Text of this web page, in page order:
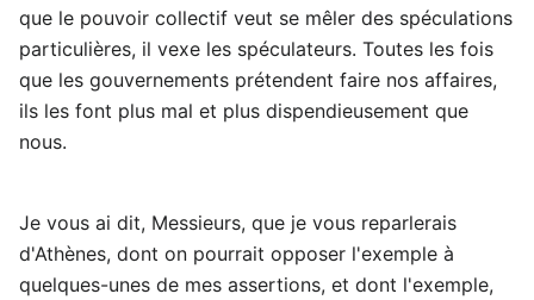
que le pouvoir collectif veut se mêler des spéculations
particulières, il vexe les spéculateurs. Toutes les fois
que les gouvernements prétendent faire nos affaires,
ils les font plus mal et plus dispendieusement que
nous.
Je vous ai dit, Messieurs, que je vous reparlerais
d'Athènes, dont on pourrait opposer l'exemple à
quelques-unes de mes assertions, et dont l'exemple,